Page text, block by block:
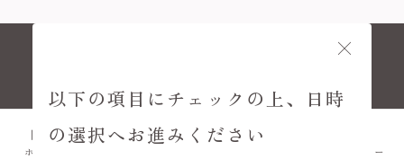
ホーム メニュー
以下の項目にチェックの上、日時
の選択へお進みください